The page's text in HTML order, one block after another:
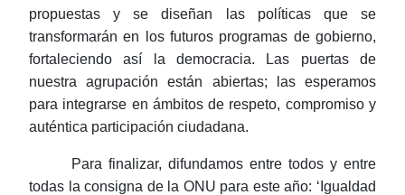
propuestas y se diseñan las políticas que se
transformarán en los futuros programas de gobierno,
fortaleciendo así la democracia. Las puertas de
nuestra agrupación están abiertas; las esperamos
para integrarse en ámbitos de respeto, compromiso y
auténtica participación ciudadana.
Para finalizar, difundamos entre todos y entre
todas la consigna de la ONU para este año: ‘Igualdad